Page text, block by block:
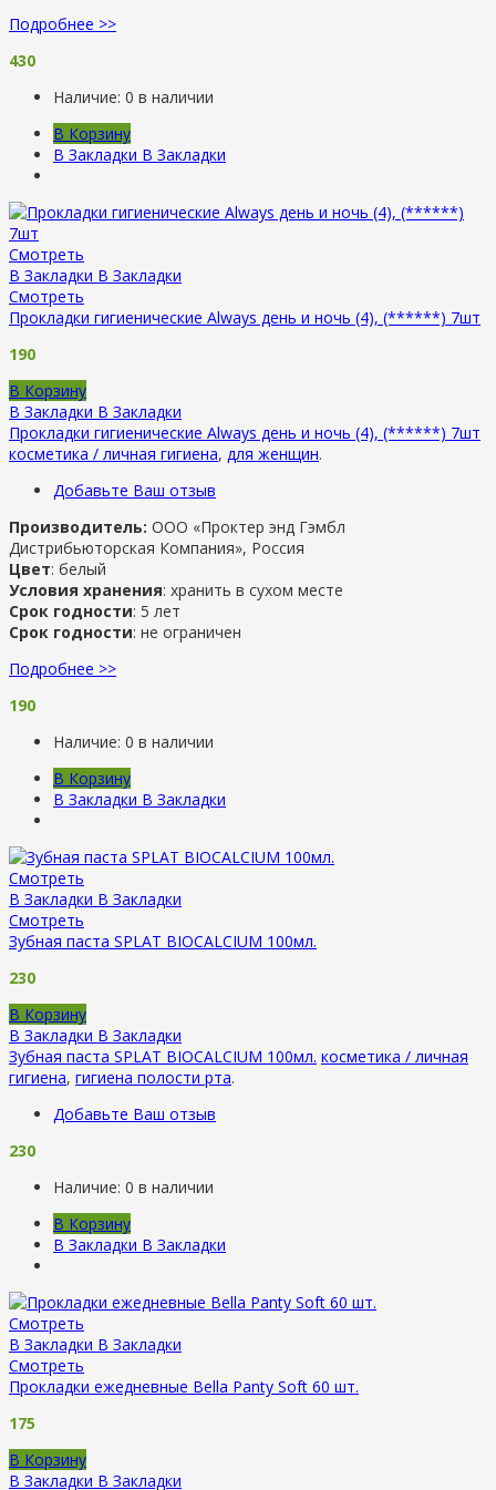
Подробнее >>
430
Наличие: 0 в наличии
В Корзину
В Закладки В Закладки
Смотреть
В Закладки В Закладки
Смотреть
Прокладки гигиенические Always день и ночь (4), (******) 7шт
190
В Корзину
В Закладки В Закладки
Прокладки гигиенические Always день и ночь (4), (******) 7шт
косметика / личная гигиена, для женщин.
Добавьте Ваш отзыв
Производитель: ООО «Проктер энд Гэмбл
Дистрибьюторская Компания», Россия
Цвет: белый
Условия хранения: хранить в сухом месте
Срок годности: 5 лет
Срок годности: не ограничен
Подробнее >>
190
Наличие: 0 в наличии
В Корзину
В Закладки В Закладки
Смотреть
В Закладки В Закладки
Смотреть
Зубная паста SPLAT BIOCALCIUM 100мл.
230
В Корзину
В Закладки В Закладки
Зубная паста SPLAT BIOCALCIUM 100мл. косметика / личная
гигиена, гигиена полости рта.
Добавьте Ваш отзыв
230
Наличие: 0 в наличии
В Корзину
В Закладки В Закладки
Смотреть
В Закладки В Закладки
Смотреть
Прокладки ежедневные Bella Panty Soft 60 шт.
175
В Корзину
В Закладки В Закладки